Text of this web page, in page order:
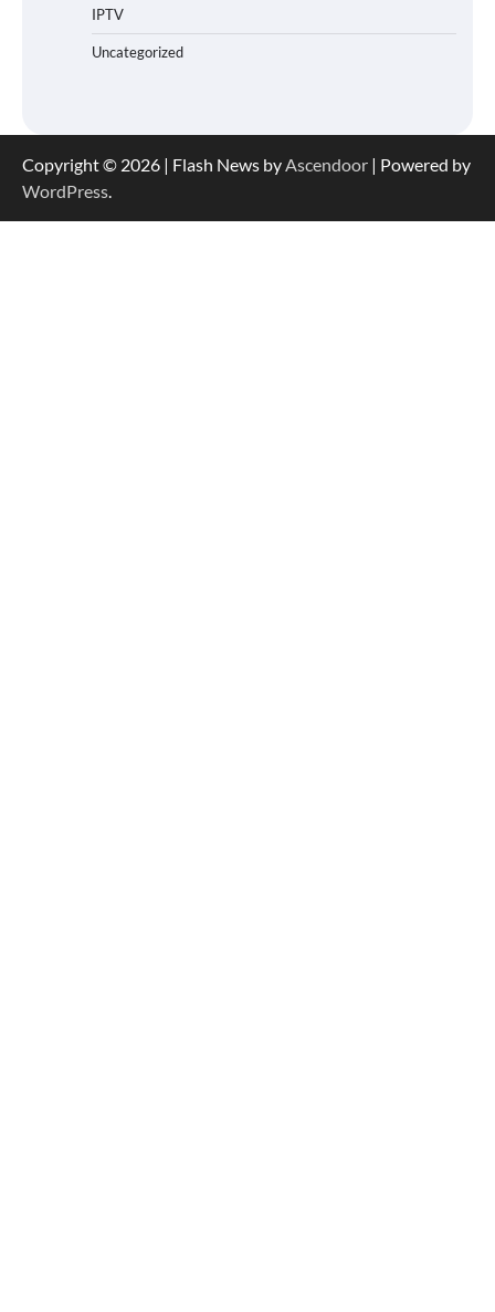
IPTV
Uncategorized
Copyright © 2026 | Flash News byAscendoor | Powered by
WordPress.